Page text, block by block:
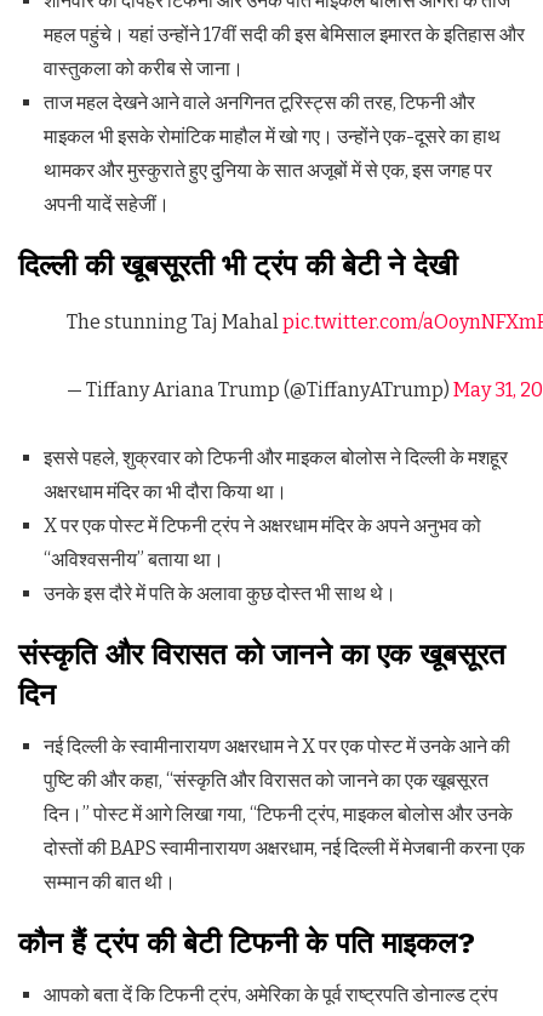
महल पहुंचे। यहां उन्होंने 17वीं सदी की इस बेमिसाल इमारत के इतिहास और
वास्तुकला को करीब से जाना।
ताज महल देखने आने वाले अनगिनत टूरिस्ट्स की तरह, टिफनी और
माइकल भी इसके रोमांटिक माहौल में खो गए। उन्होंने एक-दूसरे का हाथ
थामकर और मुस्कुराते हुए दुनिया के सात अजूबों में से एक, इस जगह पर
अपनी यादें सहेजीं।
दिल्ली की खूबसूरती भी ट्रंप की बेटी ने देखी
The stunning Taj Mahalpic.twitter.com/
— Tiffany Ariana Trump (@TiffanyATrump) May 31,
इससे पहले, शुक्रवार को टिफनी और माइकल बोलोस ने दिल्ली के मशहूर
अक्षरधाम मंदिर का भी दौरा किया था।
X पर एक पोस्ट में टिफनी ट्रंप ने अक्षरधाम मंदिर के अपने अनुभव को
“अविश्वसनीय” बताया था।
उनके इस दौरे में पति के अलावा कुछ दोस्त भी साथ थे।
संस्कृति और विरासत को जानने का एक खूबसूरत
दिन
नई दिल्ली के स्वामीनारायण अक्षरधाम ने X पर एक पोस्ट में उनके आने की
पुष्टि की और कहा, “संस्कृति और विरासत को जानने का एक खूबसूरत
दिन।” पोस्ट में आगे लिखा गया, “टिफनी ट्रंप, माइकल बोलोस और उनके
दोस्तों की BAPS स्वामीनारायण अक्षरधाम, नई दिल्ली में मेजबानी करना एक
सम्मान की बात थी।
कौन हैं ट्रंप की बेटी टिफनी के पति माइकल?
आपको बता दें कि टिफनी ट्रंप, अमेरिका के पूर्व राष्ट्रपति डोनाल्ड ट्रंप